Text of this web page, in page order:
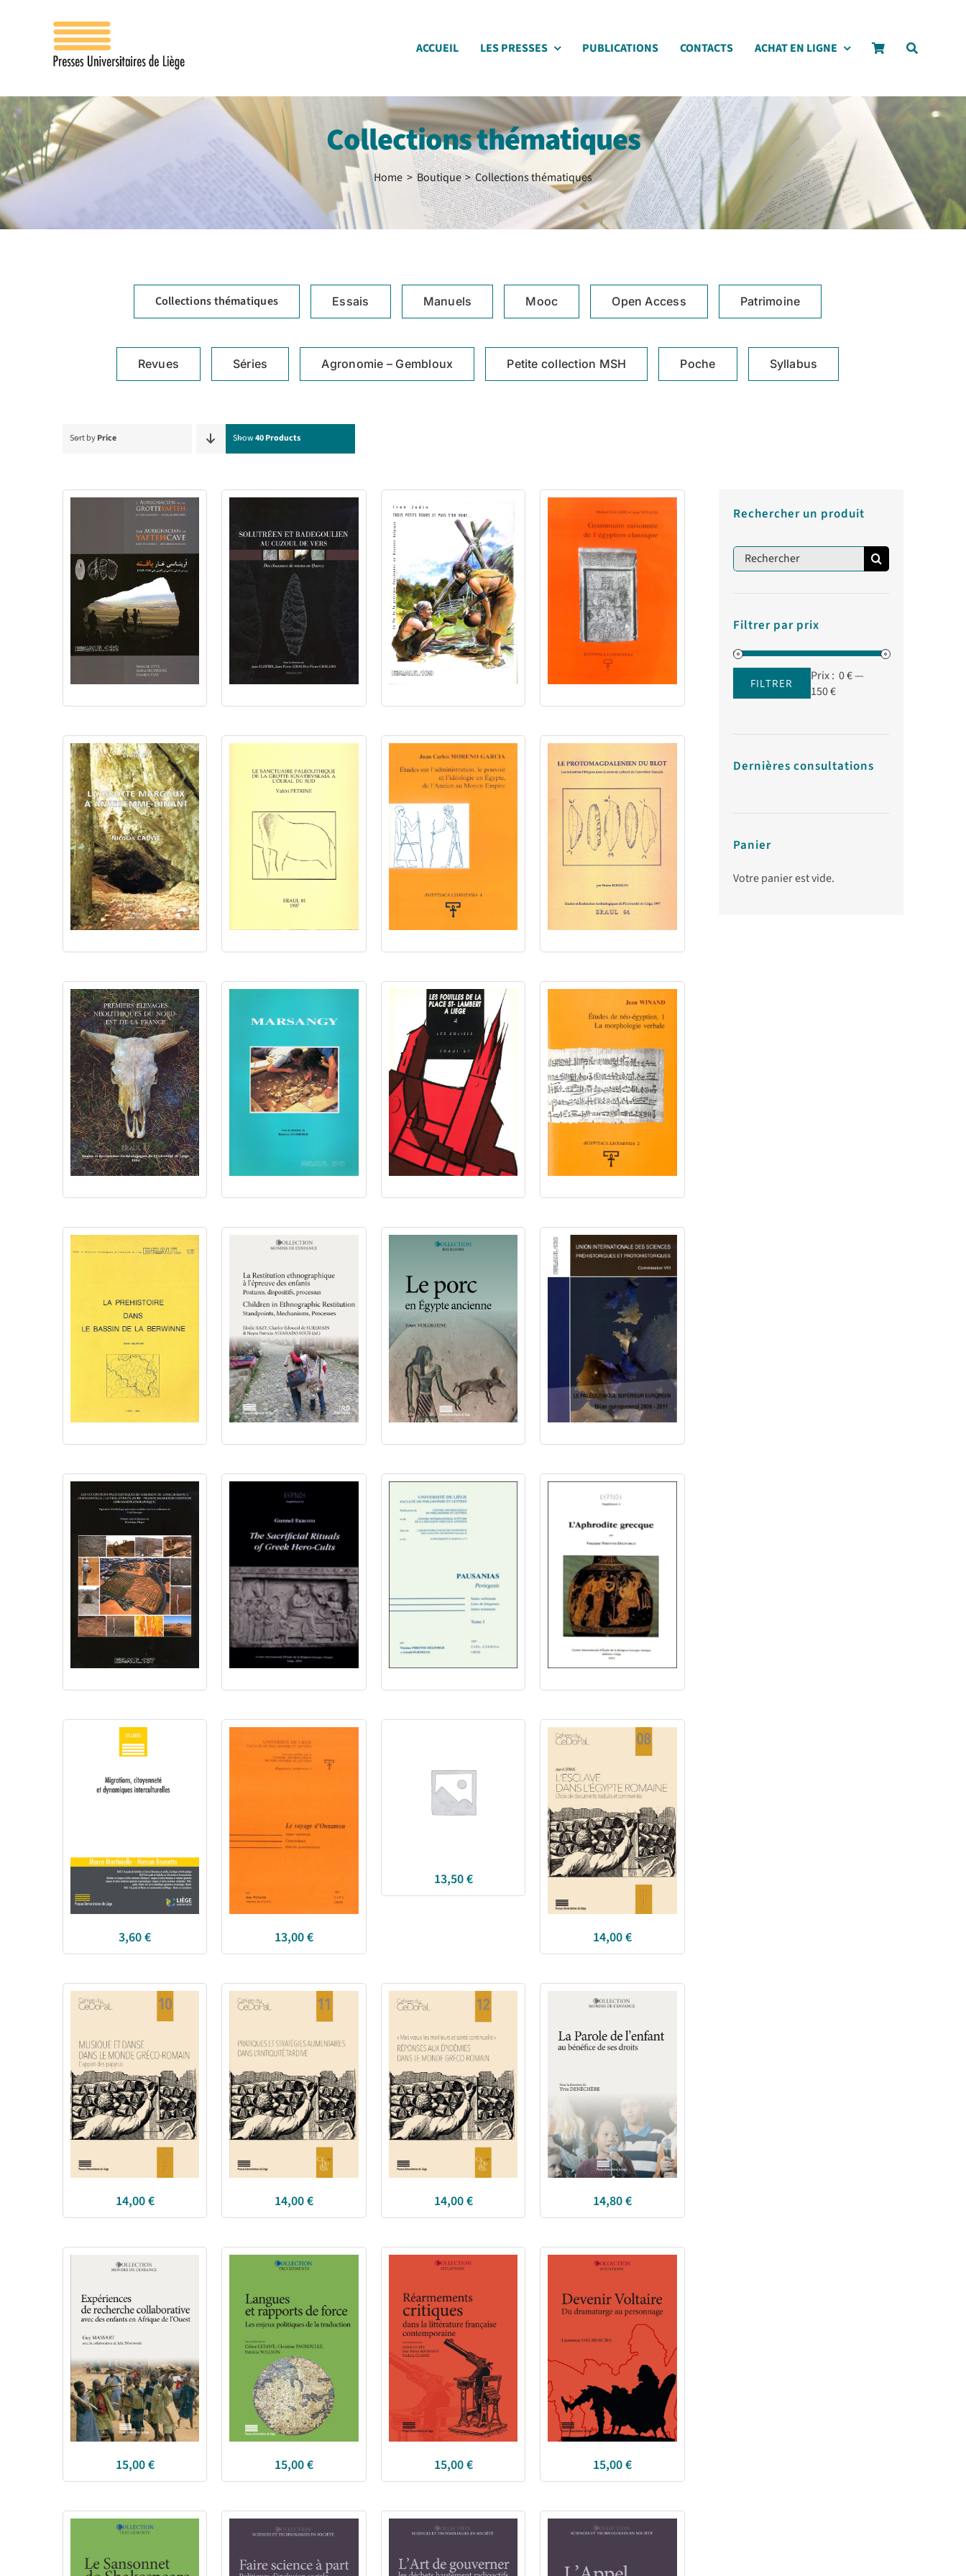
ACCUEIL LES PRESSES PUBLICATIONS CONTACTS ACHAT EN LIGNE
Collections thématiques
Home Boutique Collections thématiques
Collections thématiques Essais Manuels Mooc Open Access Patrimoine
Revues Séries Agronomie – Gembloux Petite collection MSH Poche Syllabus
Sort byPrice Show40 Products
la Grotte Yafteh
(fouilles 2005-
Solutréen et
Badegoulien au
Cuzoul de Vers
Trois petits tours
vont…La fin de la
présence
danubienne en
Moyenne
Belgique
Grammaire
raisonnée de
l’égyptien
classique
La grotte
Margaux à
Anseremme-
Dinant
la Grotte
Études sur
l’administration,
le pouvoir et
l’idéologie en
Egypte, de
l’Ancien au Moyen
Le
Protomagdalénien
du Blot
Premiers
élevages
néolithiques du
Nord-Est de la
France
derniers
chasseurs
magdaléniens sur
les bords de
l’Yonne
Les fouilles de la
Lambert à Liège
Études de néo-
égyptien, 1
dans le bassin de
la Berwine
La Restitution
ethnographique à
l’épreuve des
enfants
Le porc en Égypte
des Sciences
Préhistoriques et
– Commission VIII
Les Occupations
paléolithiques du
gisement de
Long-Buisson à
Guichainville
Rituals of Greek
Archaic to the
Early Hellenistic
Period
L’Aphrodite
grecque
Migrations,
3,60€ 13,00€
sociologique
13,50€
l’Égypte romaine
14,00€
Musique et danse
dans le monde
gréco-romain
14,00€
stratégies
alimentaires
dans l’Antiquité
tardive
14,00€
« Mes vœux les
meilleurs et santé
continuelle »
14,00€
La Parole de
droits
14,80€
collaborative
avec des enfants
en Afrique de
l’Ouest
15,00€
Langues et
rapports de force
15,00€
Réarmements
critiques
15,00€ 15,00€
L’Art de
Rechercher un produit
Rechercher:
Filtrer par prix
FILTRER Prix : 0 €—
150 €
Dernières consultations
Panier
Votre panier est vide.